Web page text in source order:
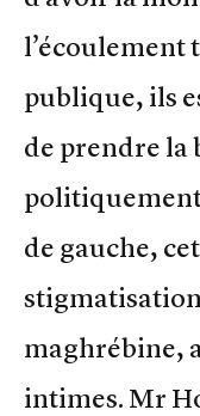
l’écoulement
publique, ils
de prendre la
de gauche,
maghrébine,
intimes. Mr